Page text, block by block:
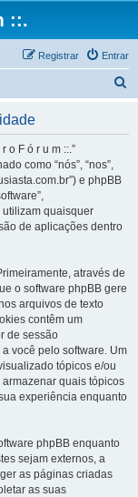
::.
Entrar
Registrar
o F ó r u m ::.”
como “nós”, “nos”,
e phpBB
utilizam quaisquer
de aplicações dentro
através de
o software phpBB gere
arquivos de texto
contêm um
de sessão
você pelo software. Um
tópicos e/ou
armazenar quais tópicos
experiência enquanto
phpBB enquanto
sejam externos, a
as páginas criadas
as suas